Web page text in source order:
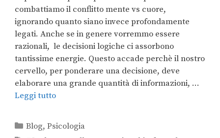
combattiamo il conflitto mente vs cuore,
ignorando quanto siano invece profondamente
legati. Anche se in genere vorremmo essere
razionali, le decisioni logiche ci assorbono
tantissime energie. Questo accade perchè il nostro
cervello, per ponderare una decisione, deve
elaborare una grande quantità di informazioni, …
Leggi tutto
Blog,Psicologia